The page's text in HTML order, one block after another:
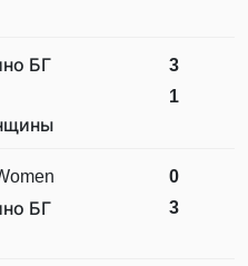
БГ
3
1
БГ
0
3